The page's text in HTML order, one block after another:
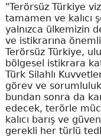
"Terörsüz Türkiye
tamamen ve kalıcı
yalnızca ülkemizin
ve istikrarına
Terörsüz Türkiye,
bölgesel istikrara
Türk Silahlı
görev ve
bundan sonra da
edecek, terörle
kalıcı barış ve
gerekli her türlü